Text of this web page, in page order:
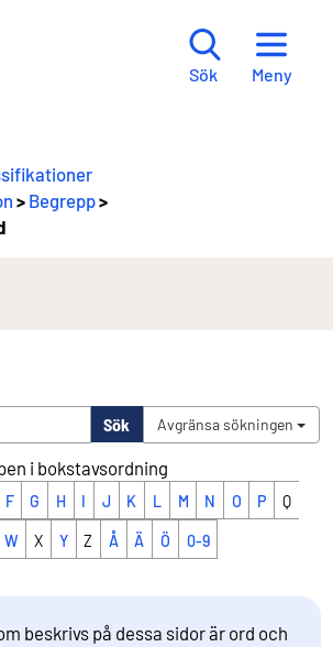
Sök Meny
> Begrepp>
Sök Avgränsa sökningen
i bokstavsordning
F G H I J K L M N O P Q
W X Y Z Å Ä Ö 0-9
beskrivs på dessa sidor är ord och